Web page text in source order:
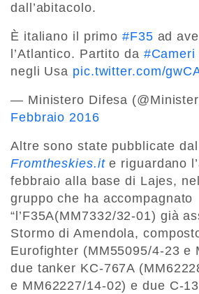
dall’abitacolo.
È italiano il primo #F35 ad
l’Atlantico. Partito da #Cameri
negli Usa pic.twitter.com/
— Ministero Difesa
Febbraio 2016
Altre sono state pubblicate
Fromtheskies.ite riguardano
febbraio alla base di Lajes,
gruppo che ha accompagnato
“l’F35A(MM7332/32-01) già
Stormo di Amendola,
Eurofighter (MM55095/4-23 e
due tanker KC-767A
e MM62227/14-02) e due C-